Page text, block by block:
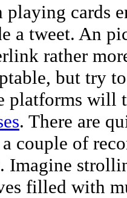
playing cards
a tweet. An
rather
but try
platforms will
. There are
couple of
Imagine
filled with